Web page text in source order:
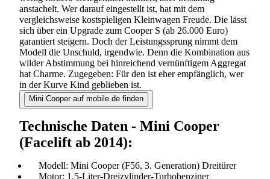
anstachelt. Wer darauf eingestellt ist, hat mit dem
vergleichsweise kostspieligen Kleinwagen Freude. Die lässt
sich über ein Upgrade zum Cooper S (ab 26.000 Euro)
garantiert steigern. Doch der Leistungssprung nimmt dem
Modell die Unschuld, irgendwie. Denn die Kombination aus
wilder Abstimmung bei hinreichend vernünftigem Aggregat
hat Charme. Zugegeben: Für den ist eher empfänglich, wer
in der Kurve Kind geblieben ist.
Mini Cooper auf mobile.de finden
Technische Daten - Mini Cooper
(Facelift ab 2014):
Modell: Mini Cooper (F56, 3. Generation) Dreitürer
Motor: 1,5-Liter-Dreizylinder-Turbobenziner